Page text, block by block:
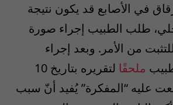
في الأصابع قد يكون نتيجة
طلب الطبيب إجراء صورة
من الأمر. وبعد إجراء
ملحقًا
لتقريره بتاريخ 10
عليه “المفكرة” يُفيد أنّ سبب